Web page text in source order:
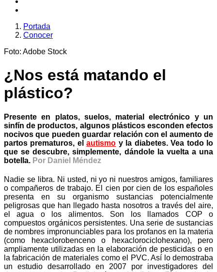
Portada
Conocer
Foto: Adobe Stock
¿Nos está matando el
plástico?
Presente en platos, suelos, material electrónico y un
sinfín de productos, algunos plásticos esconden efectos
nocivos que pueden guardar relación con el aumento de
partos prematuros, elautismo y la diabetes. Vea todo lo
que se descubre, simplemente, dándole la vuelta a una
botella. Por Daniel Méndez
Nadie se libra. Ni usted, ni yo ni nuestros amigos, familiares
o compañeros de trabajo. El cien por cien de los españoles
presenta en su organismo sustancias potencialmente
peligrosas que han llegado hasta nosotros a través del aire,
el agua o los alimentos. Son los llamados COP o
compuestos orgánicos persistentes. Una serie de sustancias
de nombres impronunciables para los profanos en la materia
(como hexaclorobenceno o hexaclorociclohexano), pero
ampliamente utilizadas en la elaboración de pesticidas o en
la fabricación de materiales como el PVC. Así lo demostraba
un estudio desarrollado en 2007 por investigadores del